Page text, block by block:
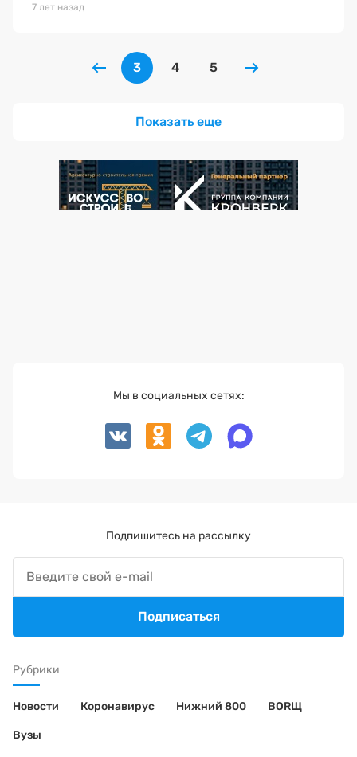
7 лет назад
3 4 5
Показать еще
Рубрики
Новости Коронавирус Нижний 800 BORЩ
Вузы
Мы в социальных сетях:
Подпишитесь на рассылку
Подписаться